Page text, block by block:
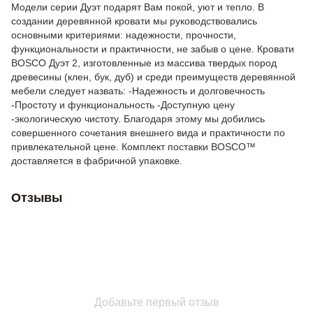
Модели серии Дуэт подарят Вам покой, уют и тепло. В
создании деревянной кровати мы руководствовались
основными критериями: надежности, прочности,
функциональности и практичности, не забыв о цене. Кровати
BOSCO Дуэт 2, изготовленные из массива твердых пород
древесины (клен, бук, дуб) и среди преимуществ деревянной
мебели следует назвать: -Надежность и долговечность
-Простоту и функциональность -Доступную цену
-экологическую чистоту. Благодаря этому мы добились
совершенного сочетания внешнего вида и практичности по
привлекательной цене. Комплект поставки BOSCO™
доставляется в фабричной упаковке.
Отзывы
Добавьте первый отзыв